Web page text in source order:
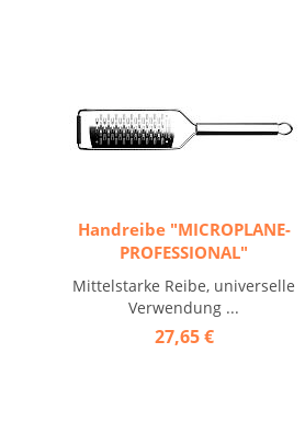
Handreibe "MICROPLANE-
PROFESSIONAL"
Mittelstarke Reibe, universelle
Verwendung ...
27,65 €